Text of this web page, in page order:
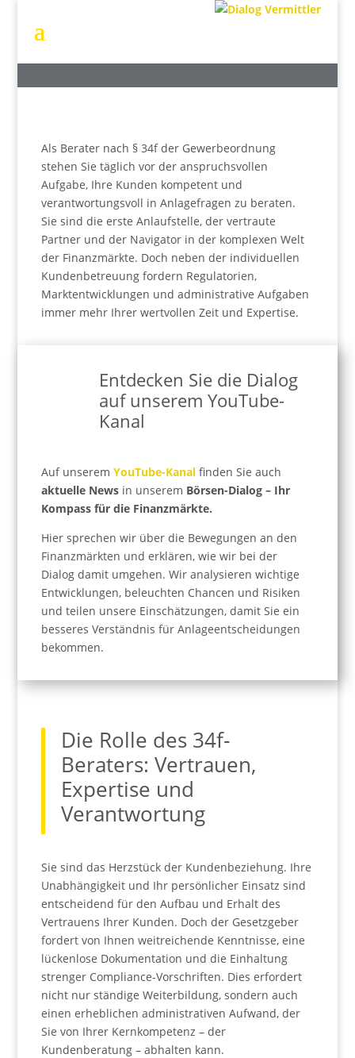
Als Berater nach § 34f der Gewerbeordnung
stehen Sie täglich vor der anspruchsvollen
Aufgabe, Ihre Kunden kompetent und
verantwortungsvoll in Anlagefragen zu beraten.
Sie sind die erste Anlaufstelle, der vertraute
Partner und der Navigator in der komplexen Welt
der Finanzmärkte. Doch neben der individuellen
Kundenbetreuung fordern Regulatorien,
Marktentwicklungen und administrative Aufgaben
immer mehr Ihrer wertvollen Zeit und Expertise.
Entdecken Sie die Dialog
auf unserem YouTube-
Kanal
Auf unseremYouTube-Kanal finden Sie auch
aktuelle News in unserem Börsen-Dialog – Ihr
Kompass für die Finanzmärkte.
Hier sprechen wir über die Bewegungen an den
Finanzmärkten und erklären, wie wir bei der
Dialog damit umgehen.Wir analysieren wichtige
Entwicklungen, beleuchten Chancen und Risiken
und teilen unsere Einschätzungen, damit Sie ein
besseres Verständnis für Anlageentscheidungen
bekommen.
Die Rolle des 34f-
Beraters: Vertrauen,
Expertise und
Verantwortung
Sie sind das Herzstück der Kundenbeziehung. Ihre
Unabhängigkeit und Ihr persönlicher Einsatz sind
entscheidend für den Aufbau und Erhalt des
Vertrauens Ihrer Kunden. Doch der Gesetzgeber
fordert von Ihnen weitreichende Kenntnisse, eine
lückenlose Dokumentation und die Einhaltung
strenger Compliance-Vorschriften. Dies erfordert
nicht nur ständige Weiterbildung, sondern auch
einen erheblichen administrativen Aufwand, der
Sie von Ihrer Kernkompetenz – der
Kundenberatung – abhalten kann.